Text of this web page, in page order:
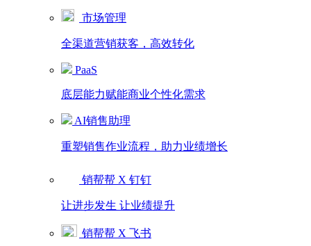
市场管理
全渠道营销获客，高效转化
PaaS
底层能力赋能商业个性化需求
AI销售助理
重塑销售作业流程，助力业绩增长
销帮帮 X 钉钉
让进步发生 让业绩提升
销帮帮 X 飞书